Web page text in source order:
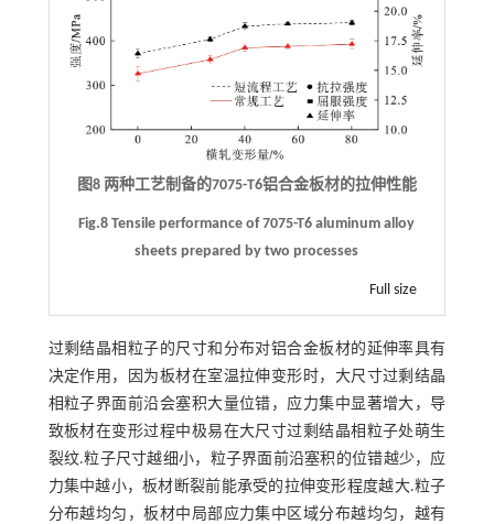
图8 两种工艺制备的7075-T6铝合金板材的拉伸性能
Fig.8 Tensile performance of 7075-T6 aluminum alloy
sheets prepared by two processes
Full size
过剩结晶相粒子的尺寸和分布对铝合金板材的延伸率具有
决定作用，因为板材在室温拉伸变形时，大尺寸过剩结晶
相粒子界面前沿会塞积大量位错，应力集中显著增大，导
致板材在变形过程中极易在大尺寸过剩结晶相粒子处萌生
裂纹.粒子尺寸越细小，粒子界面前沿塞积的位错越少，应
力集中越小，板材断裂前能承受的拉伸变形程度越大.粒子
分布越均匀，板材中局部应力集中区域分布越均匀，越有